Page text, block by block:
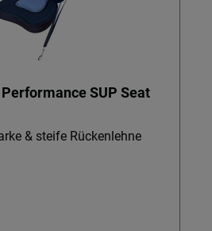
SUP Seat
& steife Rückenlehne